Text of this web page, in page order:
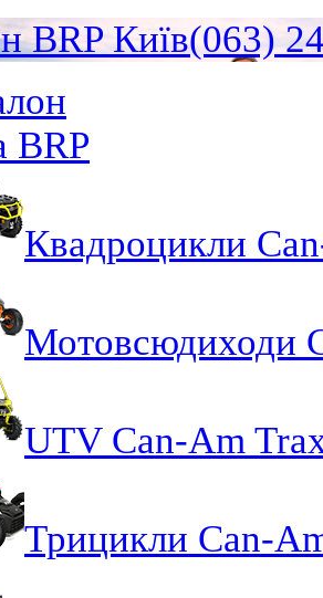
BRP Київ(063)
BRP
Квадроцикли
Мотовсюдиходи
UTV Can-Am
Трицикли Can-